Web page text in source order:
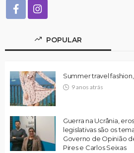
POPULAR
Summer travel
9 anos atrás
Guerra na Ucrânia,
legislativas são os
Governo de Opinião
Pires e Carlos Seixas